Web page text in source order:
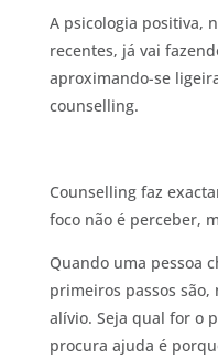
A psicologia positiva,
recentes, já vai
aproximando-se
counselling.
Counselling faz
foco não é perceber,
Quando uma pessoa
primeiros passos
alívio. Seja qual for o
procura ajuda é